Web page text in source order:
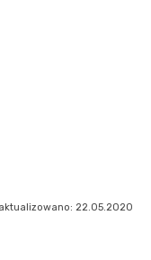
22.05.2020